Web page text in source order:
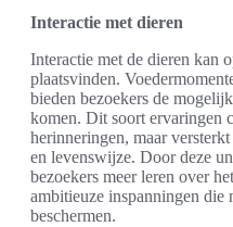
Interactie met dieren
Interactie met de dieren kan
plaatsvinden.
bieden bezoekers de
komen. Dit soort ervaringen
herinneringen, maar
en levenswijze. Door deze
bezoekers meer leren over
ambitieuze inspanningen die
beschermen.